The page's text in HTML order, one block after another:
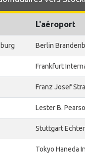
L'aéroport
Berlin
Frankfurt
Franz Josef
Lester B.
Stuttgart
Tokyo Haneda